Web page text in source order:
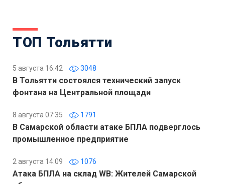
ТОП Тольятти
5 августа 16:42 3048
В Тольятти состоялся технический запуск
фонтана на Центральной площади
8 августа 07:35 1791
В Самарской области атаке БПЛА подверглось
промышленное предприятие
2 августа 14:09 1076
Атака БПЛА на склад WB: Жителей Самарской